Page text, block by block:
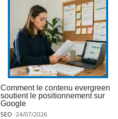
Comment le contenu evergreen
soutient le positionnement sur
Google
SEO 24/07/2026